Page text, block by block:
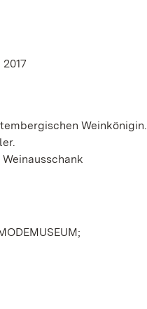
Weinkönigin.